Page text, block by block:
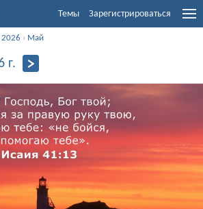
Темы Зарегистрироваться
2026 › Май
г.